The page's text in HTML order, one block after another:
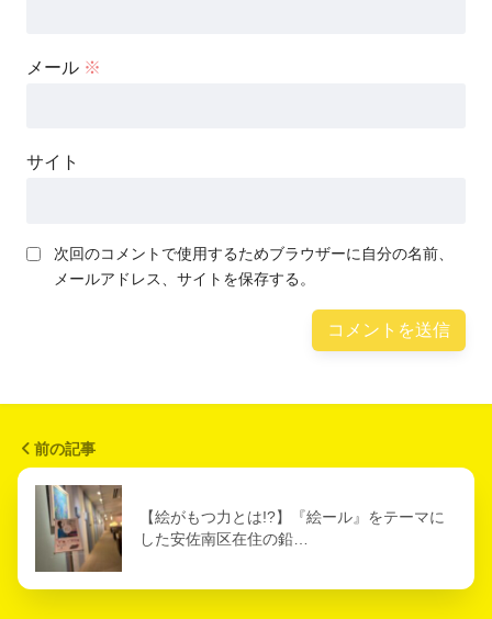
メール ※
サイト
次回のコメントで使用するためブラウザーに自分の名前、
メールアドレス、サイトを保存する。
前の記事
【絵がもつ力とは!?】『絵ール』をテーマに
した安佐南区在住の鉛…